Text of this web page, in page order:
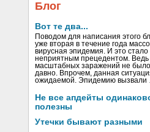
Блог
Вот те два...
Поводом для написания этого
уже вторая в течение года
вирусная эпидемия. И это стало
неприятным прецедентом. Ведь
масштабных заражений не
давно. Впрочем, данная
ожидаемой. Эпидемию вызвали
Не все апдейты
полезны
Утечки бывают разными